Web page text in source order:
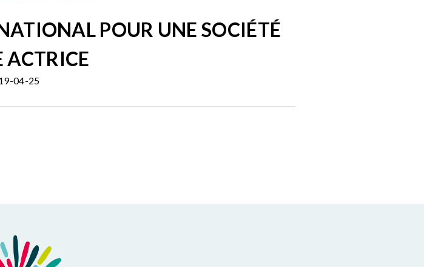
POUR UNE SOCIÉTÉ
ACTRICE
04-25